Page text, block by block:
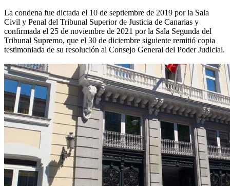
La condena fue dictada el 10 de septiembre de 2019 por la Sala
Civil y Penal del Tribunal Superior de Justicia de Canarias y
confirmada el 25 de noviembre de 2021 por la Sala Segunda del
Tribunal Supremo, que el 30 de diciembre siguiente remitió copia
testimoniada de su resolución al Consejo General del Poder Judicial.